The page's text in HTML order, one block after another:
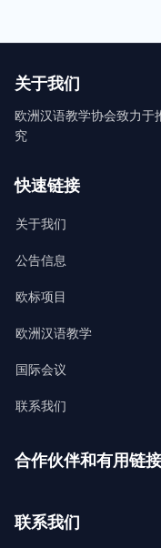
关于我们
欧洲汉语教学协会致力于
究
快速链接
关于我们
公告信息
欧标项目
欧洲汉语教学
国际会议
联系我们
合作伙伴和有用链接
联系我们